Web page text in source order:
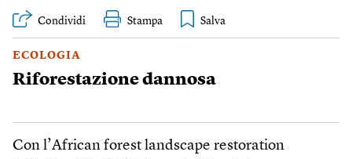
Condividi Stampa
ECOLOGIA
Riforestazione dannosa
Con l’African forest landscape restoration